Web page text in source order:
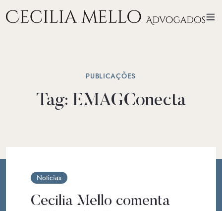
PUBLICAÇÕES
Tag: EMAGConecta
Notícias
Cecilia Mello comenta